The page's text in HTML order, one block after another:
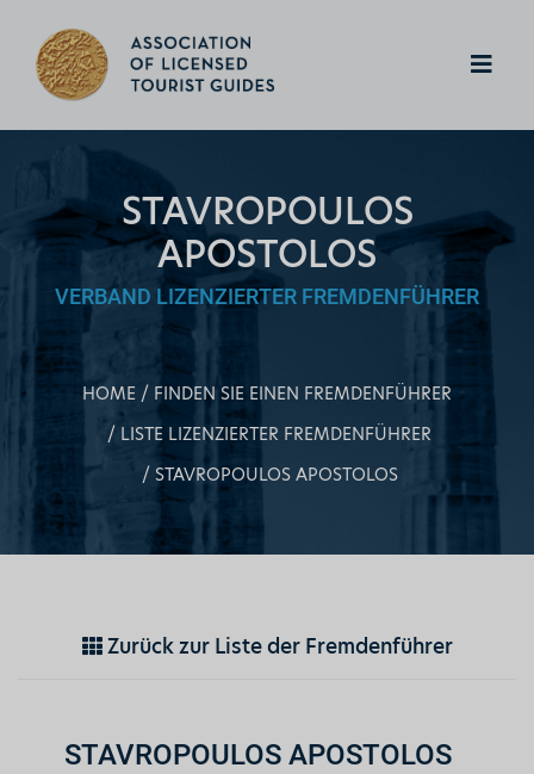
STAVROPOULOS
APOSTOLOS
VERBAND LIZENZIERTER FREMDENFÜHRER
HOME
FINDEN SIE EINEN FREMDENFÜHRER
LISTE LIZENZIERTER FREMDENFÜHRER
STAVROPOULOS APOSTOLOS
Zurück zur Liste der Fremdenführer
STAVROPOULOS APOSTOLOS